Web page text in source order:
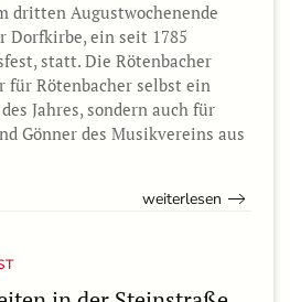
dritten Augustwochenende
Dorfkirbe, ein seit 1785
statt. Die Rötenbacher
Rötenbacher selbst ein
Jahres, sondern auch für
Gönner des Musikvereins aus
weiterlesen